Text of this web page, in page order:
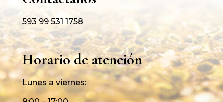
593 99 531 1758
Horario de atención
Lunes a viernes: